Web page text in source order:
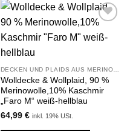
Wunschliste
Wolldecke & Wollplaid, 90 %
Merinowolle,10% Kaschmir
„Faro M“ weiß-hellblau
64,99 € inkl. 19% USt.